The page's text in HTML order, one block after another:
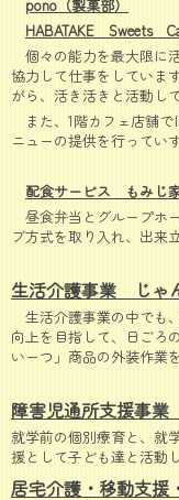
pono（製菓部）
HABATAKE Sweets
個々の能力を最大限に
協力して仕事をしていま
がら、活き活きと活動し
また、1階カフェ店舗で
ニューの提供を行ってい
配食サービス もみじ
昼食弁当とグループホ
ブ方式を取り入れ、出来
生活介護事業 じゃ
生活介護事業の中でも
向上を目指して、日ごろ
いーつ」商品の外装作業
障害児通所支援事
就学前の個別療育と、就
援として子ども達と活動
居宅介護・移動支